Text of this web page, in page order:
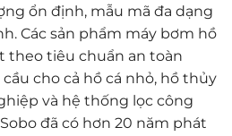
ổn định, mẫu mã đa dạng
Các sản phẩm máy bơm hồ
theo tiêu chuẩn an toàn
cho cả hồ cá nhỏ, hồ thủy
và hệ thống lọc công
đã có hơn 20 năm phát